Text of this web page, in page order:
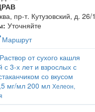
пр-т. Кутузовский, д. 26/1
Уточняйте
Маршрут
от сухого кашля
с 3-х лет и взрослых с
со вкусом
мг/мл 200 мл Хелеон,